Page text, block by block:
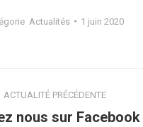
Actualités 1 juin 2020
ACTUALITÉ PRÉCÉDENTE
Onglet
nous sur Facebook